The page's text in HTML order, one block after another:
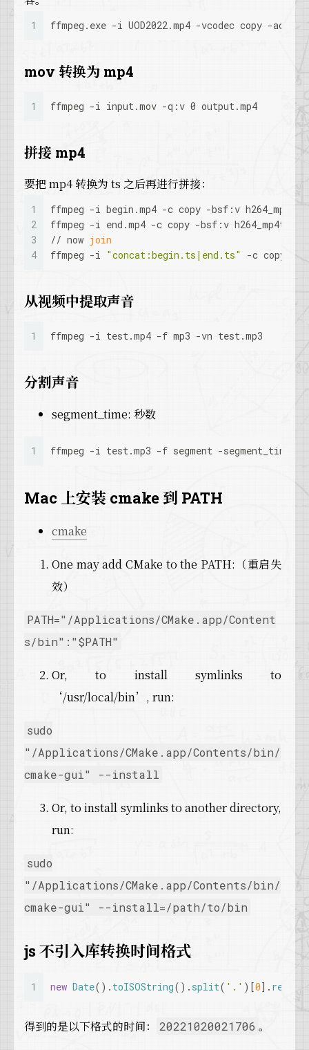
1 ffmpeg.exe -i UOD2022.mp4 -vcodec copy -
mov 转换为 mp4
1 ffmpeg -i input.mov -q:v 0 output.mp4
拼接 mp4
要把 mp4 转换为 ts 之后再进行拼接：
1
2
3
4
ffmpeg -i begin.mp4 -c copy -bsf:v
ffmpeg -i end.mp4 -c copy -bsf:v
// now join
ffmpeg -i "concat:begin.ts|end.ts" -c copy -
从视频中提取声音
1 ffmpeg -i test.mp4 -f mp3 -vn test.mp3
分割声音
segment_time: 秒数
1 ffmpeg -i test.mp3 -f segment -segment_time
Mac 上安装 cmake 到 PATH
cmake
One may add CMake to the PATH:（重启失
效）
PATH="/Applications/CMake.app/Content
s/bin":"$PATH"
Or, to install symlinks to
‘/usr/local/bin’, run:
sudo
"/Applications/CMake.app/Contents/bin/
cmake-gui" --install
Or, to install symlinks to another directory,
run:
sudo
"/Applications/CMake.app/Contents/bin/
cmake-gui" --install=/path/to/bin
js 不引入库转换时间格式
1 new Date(). toISOString(). split( '.' )[0].
得到的是以下格式的时间： 20221020021706 。